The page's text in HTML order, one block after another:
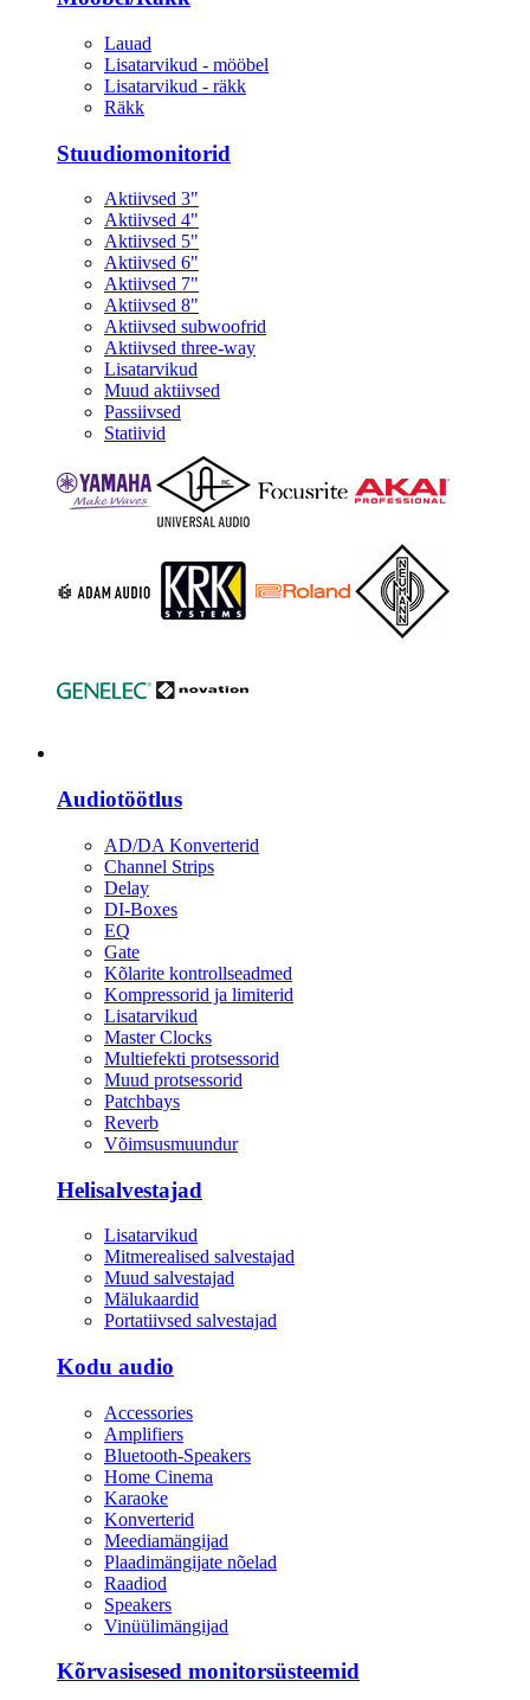
Lauad
Lisatarvikud - mööbel
Lisatarvikud - räkk
Räkk
Stuudiomonitorid
Aktiivsed 3"
Aktiivsed 4"
Aktiivsed 5"
Aktiivsed 6"
Aktiivsed 7"
Aktiivsed 8"
Aktiivsed subwoofrid
Aktiivsed three-way
Lisatarvikud
Muud aktiivsed
Passiivsed
Statiivid
Audiotöötlus
AD/DA Konverterid
Channel Strips
Delay
DI-Boxes
EQ
Gate
Kõlarite kontrollseadmed
Kompressorid ja limiterid
Lisatarvikud
Master Clocks
Multiefekti protsessorid
Muud protsessorid
Patchbays
Reverb
Võimsusmuundur
Helisalvestajad
Lisatarvikud
Mitmerealised salvestajad
Muud salvestajad
Mälukaardid
Portatiivsed salvestajad
Kodu audio
Accessories
Amplifiers
Bluetooth-Speakers
Home Cinema
Karaoke
Konverterid
Meediamängijad
Plaadimängijate nõelad
Raadiod
Speakers
Vinüülimängijad
Kõrvasisesed monitorsüsteemid